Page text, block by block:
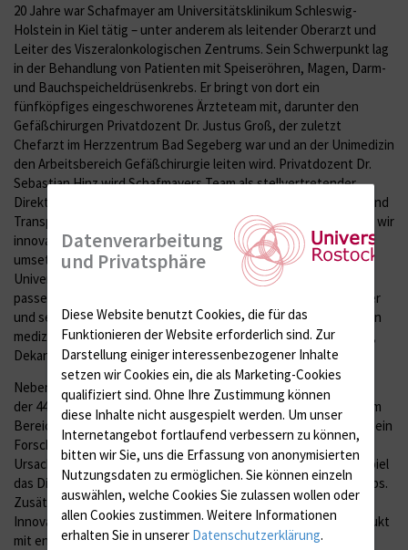
20 Jahre war Schafmayer am Universitätsklinikum Schleswig-
Holstein in Kiel tätig – unter anderem als leitender Oberarzt und
Leiter des Viszeralonkologischen Zentrums. Sein Schwerpunkt lag
in der Behandlung von Patienten mit Speiseröhren, Magen, Darm-
und Bauchspeicheldrüsenkrebs. Er bringt von dort ein
fünfköpfiges eingeschworenes Ärzteteam mit, darunter den
Gefäßchirurgen Privatdozent Dr. Justus Groß, der zuletzt
Chefarzt im Herzzentrum Bad Segeberg war und an der Unimedizin
den Arbeitsbereich Gefäßchirurgie leiten wird. Privatdozent Dr.
Sebastian Hinz wird Schafmayers Team als stellvertretender
Direktor mit dem Schwerpunkt Leber-, Bauchspeicheldrüsen- und
Transplantationschirurgie verstärken. „Mit dem Vorstand haben wir
innovative Konzepte entwickelt, die wir hier mit unserem Team
umsetzen können“, betont Schafmayer. In der Hanse- und
Universitätsstadt hat er dafür die optimale Infrastruktur und
passende Kooperationspartner gefunden. „Mit Prof. Schafmayer
und seinem Team gewinnt die Unimedizin ein erhebliches Maß an
medizinischem Know-how“, betont auch Prof. Dr. Emil Reisinger,
Dekan und Wissenschaftlicher Vorstand.
Neben verschiedenen Facharzt- und Zusatzbezeichnungen hat
der 44-Jährige einen Master of Business Administration (MBA) im
Bereich Hospital Management and Integrated Care absolviert. Sein
Forschungsschwerpunkt liegt in der Aufklärung genetischer
Ursachen viszeralmedizinischer Krankheitsbilder, wie zum Beispiel
das Divertikel- und Gallensteinleiden sowie Darm-und Leberkrebs.
Zusätzlich hat er in den letzten Jahren neue medizintechnische
Innovationen erforscht und von der Idee bis zum fertigen Produkt
mit entwickelt.
Datenverarbeitung
und Privatsphäre
Diese Website benutzt Cookies, die für das
Funktionieren der Website erforderlich sind. Zur
Darstellung einiger interessenbezogener Inhalte
setzen wir Cookies ein, die als Marketing-Cookies
qualifiziert sind. Ohne Ihre Zustimmung können
diese Inhalte nicht ausgespielt werden. Um unser
Internetangebot fortlaufend verbessern zu können,
bitten wir Sie, uns die Erfassung von anonymisierten
Nutzungsdaten zu ermöglichen. Sie können einzeln
auswählen, welche Cookies Sie zulassen wollen oder
allen Cookies zustimmen. Weitere Informationen
erhalten Sie in unserer Datenschutzerklärung.